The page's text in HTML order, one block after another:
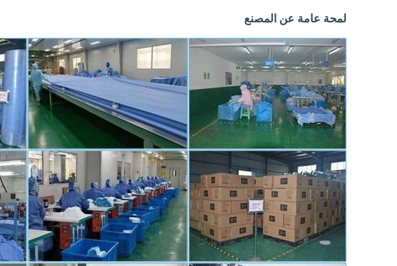
لمحة عامة عن المصنع